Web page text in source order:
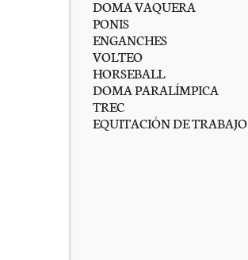
DOMA VAQUERA
PONIS
ENGANCHES
VOLTEO
HORSEBALL
DOMA PARALÍMPICA
TREC
EQUITACIÓN DE TRABAJO